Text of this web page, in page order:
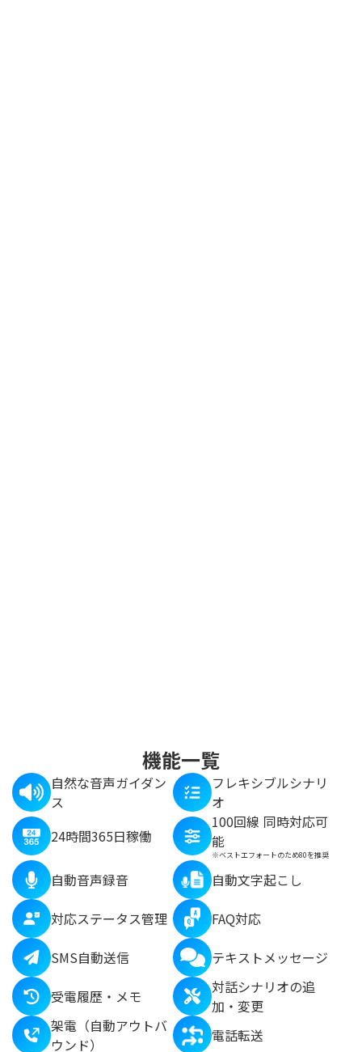
機能一覧
自然な音声ガイダン
ス
フレキシブルシナリ
オ
24時間365日稼働
100回線 同時対応可
能
※ベストエフォートのため80を推奨
自動音声録音
自動文字起こし
対応ステータス管理
FAQ対応
SMS自動送信
テキストメッセージ
受電履歴・メモ
対話シナリオの追
加・変更
架電（自動アウトバ
ウンド）
電話転送